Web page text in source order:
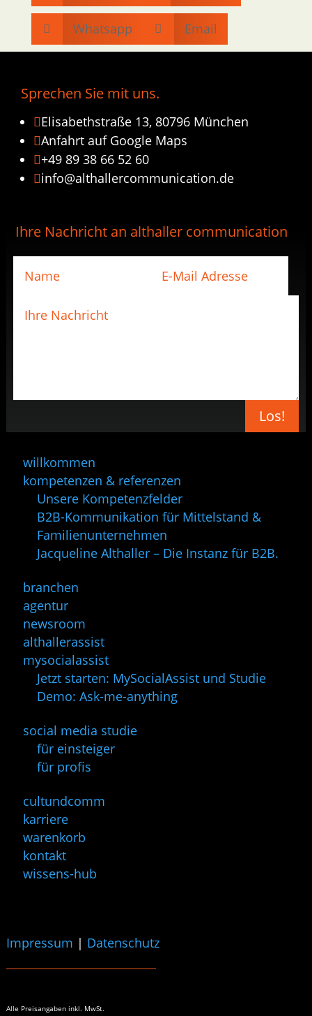
 Whatsapp  Email
Sprechen Sie mit uns.
Elisabethstraße 13, 80796 München
Anfahrt auf Google Maps
+49 89 38 66 52 60
info@althallercommunication.de
Ihre Nachricht an althaller communication
Los!
willkommen
kompetenzen & referenzen
Unsere Kompetenzfelder
B2B-Kommunikation für Mittelstand &
Familienunternehmen
Jacqueline Althaller – Die Instanz für B2B.
branchen
agentur
newsroom
althallerassist
mysocialassist
Jetzt starten: MySocialAssist und Studie
Demo: Ask-me-anything
social media studie
für einsteiger
für profis
cultundcomm
karriere
warenkorb
kontakt
wissens-hub
Impressum | Datenschutz
Alle Preisangaben inkl. MwSt.